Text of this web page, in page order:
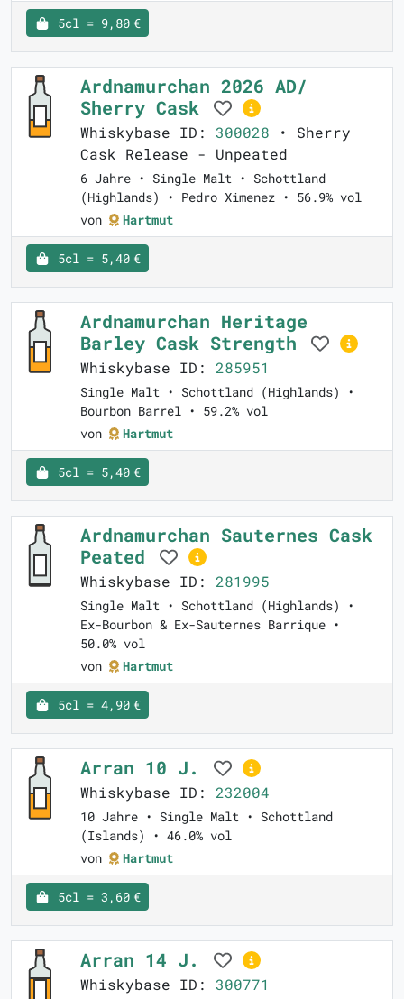
5cl = 9,80 €
Ardnamurchan 2026 AD/
Sherry Cask
Whiskybase ID: 300028 • Sherry
Cask Release - Unpeated
6 Jahre • Single Malt • Schottland
(Highlands) • Pedro Ximenez • 56.9% vol
von
Hartmut
5cl = 5,40 €
Ardnamurchan Heritage
Barley Cask Strength
Whiskybase ID: 285951
Single Malt • Schottland (Highlands) •
Bourbon Barrel • 59.2% vol
von
Hartmut
5cl = 5,40 €
Ardnamurchan Sauternes Cask
Peated
Whiskybase ID: 281995
Single Malt • Schottland (Highlands) •
Ex-Bourbon & Ex-Sauternes Barrique •
50.0% vol
von
Hartmut
5cl = 4,90 €
Arran 10 J.
Whiskybase ID: 232004
10 Jahre • Single Malt • Schottland
(Islands) • 46.0% vol
von
Hartmut
5cl = 3,60 €
Arran 14 J.
Whiskybase ID: 300771